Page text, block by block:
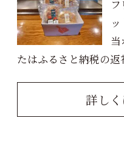
当
たはふるさと納税の
詳し